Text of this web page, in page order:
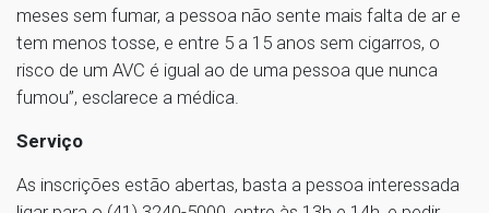
meses sem fumar, a pessoa não sente mais falta de ar e
tem menos tosse, e entre 5 a 15 anos sem cigarros, o
risco de um AVC é igual ao de uma pessoa que nunca
fumou”, esclarece a médica.
Serviço
As inscrições estão abertas, basta a pessoa interessada